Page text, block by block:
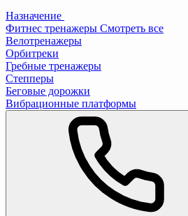
Назначение
Фитнес тренажеры Смотреть все
Велотренажеры
Орбитреки
Гребные тренажеры
Степперы
Беговые дорожки
Вибрационные платформы